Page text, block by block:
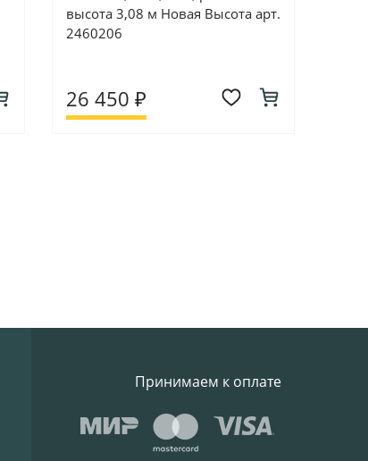
высота 3,08 м Новая Высота арт.
2460206
26 450 ₽
Принимаем к оплате